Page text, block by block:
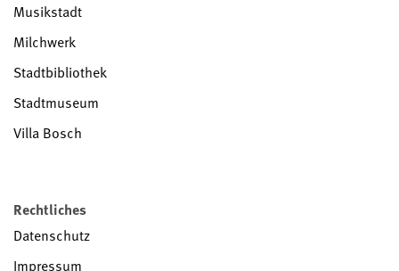
Musikstadt
Milchwerk
Stadtbibliothek
Stadtmuseum
Villa Bosch
Rechtliches
Datenschutz
Impressum